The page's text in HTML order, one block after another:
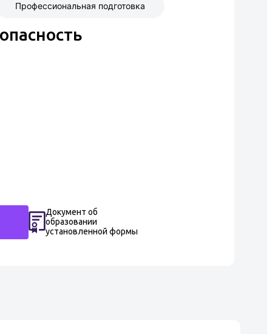
Профессиональная подготовка
Документ об
образовании
установленной формы